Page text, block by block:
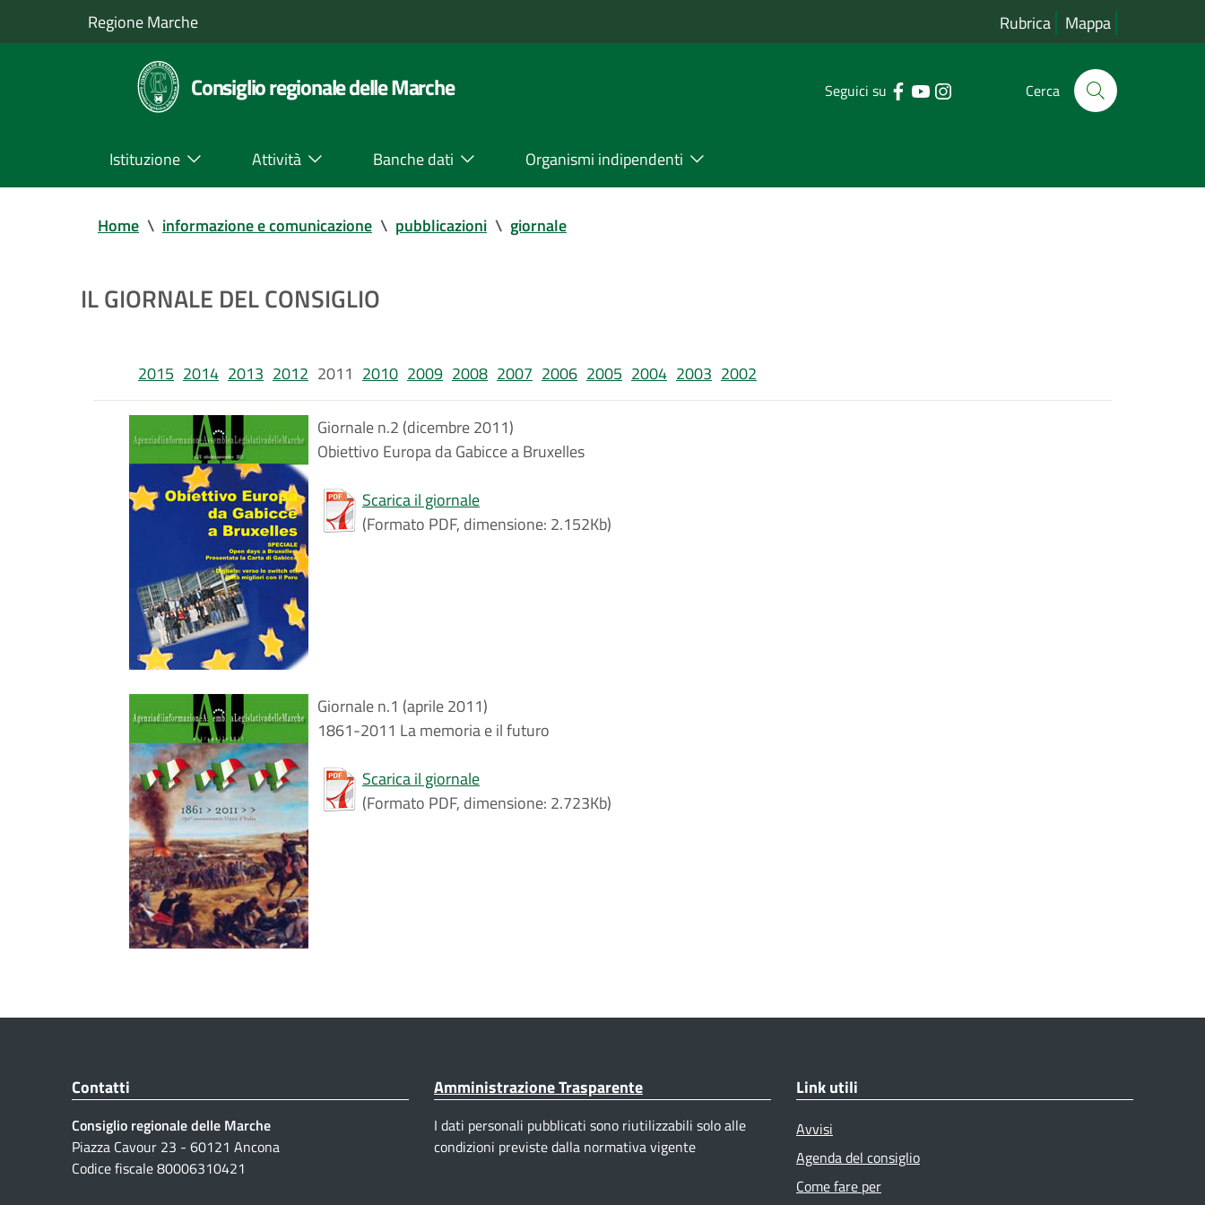
Regione Marche Rubrica Mappa
Consiglio regionale delle Marche Seguici su Cerca
Istituzione Attività Banche dati Organismi indipendenti
Home \ informazione e comunicazione \ pubblicazioni \ giornale
IL GIORNALE DEL CONSIGLIO
2015 2014 2013 2012 2011 2010 2009 2008 2007 2006 2005 2004 2003 2002
Giornale n.2 (dicembre 2011)
Obiettivo Europa da Gabicce a Bruxelles
Scarica il giornale
(Formato PDF, dimensione: 2.152Kb)
Giornale n.1 (aprile 2011)
1861-2011 La memoria e il futuro
Scarica il giornale
(Formato PDF, dimensione: 2.723Kb)
Contatti
Consiglio regionale delle Marche
Piazza Cavour 23 - 60121 Ancona
Codice fiscale 80006310421
Amministrazione Trasparente
I dati personali pubblicati sono riutilizzabili solo alle
condizioni previste dalla normativa vigente
Link utili
Avvisi
Agenda del consiglio
Come fare per